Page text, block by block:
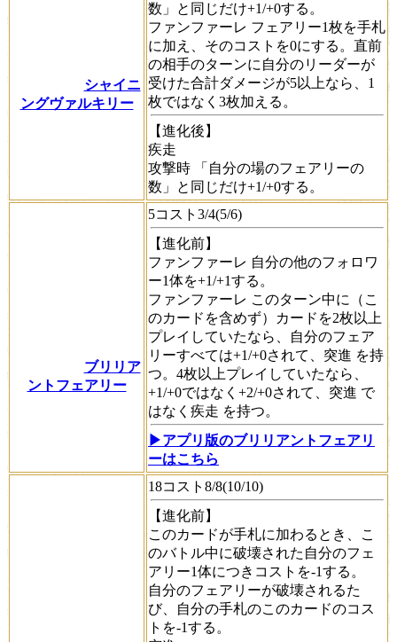
シャイニ
ングヴァルキリー
数」と同じだけ+1/+0する。
ファンファーレ フェアリー1枚を手札
に加え、そのコストを0にする。直前
の相手のターンに自分のリーダーが
受けた合計ダメージが5以上なら、1
枚ではなく3枚加える。
【進化後】
疾走
攻撃時 「自分の場のフェアリーの
数」と同じだけ+1/+0する。
ブリリア
ントフェアリー
5コスト3/4(5/6)
【進化前】
ファンファーレ 自分の他のフォロワ
ー1体を+1/+1する。
ファンファーレ このターン中に（こ
のカードを含めず）カードを2枚以上
プレイしていたなら、自分のフェア
リーすべては+1/+0されて、 突進 を持
つ。4枚以上プレイしていたなら、
+1/+0ではなく+2/+0されて、 突進 で
はなく 疾走 を持つ。
▶アプリ版のブリリアントフェアリ
ーはこちら
18コスト8/8(10/10)
【進化前】
このカードが手札に加わるとき、こ
のバトル中に破壊された自分のフェ
アリー1体につきコストを-1する。
自分のフェアリーが破壊されるた
び、自分の手札のこのカードのコス
トを-1する。